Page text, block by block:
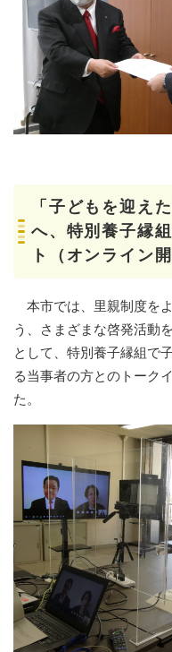
「子どもを迎え
へ、特別養子縁
ト（オンライン開
本市では、里親制度を
う、さまざまな啓発活動
として、特別養子縁組で
る当事者の方とのトーク
た。